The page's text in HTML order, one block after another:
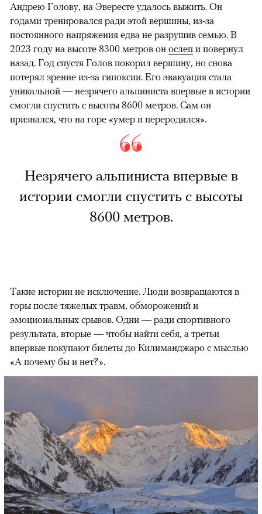
Андрею Голову, на Эвересте удалось выжить. Он
годами тренировался ради этой вершины, из-за
постоянного напряжения едва не разрушив семью. В
2023 году на высоте 8300 метров он ослеп и повернул
назад. Год спустя Голов покорил вершину, но снова
потерял зрение из-за гипоксии. Его эвакуация стала
уникальной — незрячего альпиниста впервые в истории
смогли спустить с высоты 8600 метров. Сам он
признался, что на горе «умер и переродился».
Незрячего альпиниста впервые в
истории смогли спустить с высоты
8600 метров.
Такие истории не исключение. Люди возвращаются в
горы после тяжелых травм, обморожений и
эмоциональных срывов. Одни — ради спортивного
результата, вторые — чтобы найти себя, а третьи
впервые покупают билеты до Килиманджаро с мыслью
«А почему бы и нет?».